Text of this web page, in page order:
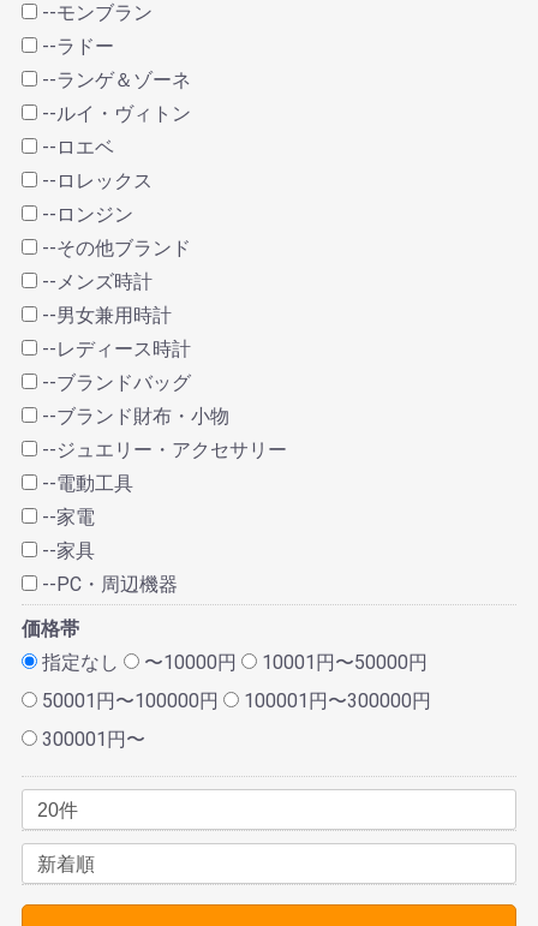
--モンブラン
--ラドー
--ランゲ＆ゾーネ
--ルイ・ヴィトン
--ロエベ
--ロレックス
--ロンジン
--その他ブランド
--メンズ時計
--男女兼用時計
--レディース時計
--ブランドバッグ
--ブランド財布・小物
--ジュエリー・アクセサリー
--電動工具
--家電
--家具
--PC・周辺機器
価格帯
指定なし
〜10000円
10001円〜50000円
50001円〜100000円
100001円〜300000円
300001円〜